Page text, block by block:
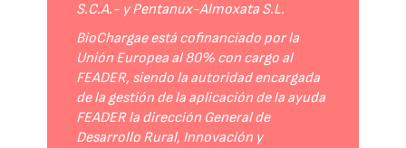
S.C.A.- y Pentanux-Almoxata S.L.
BioChargae está cofinanciado por la
Unión Europea al 80% con cargo al
FEADER, siendo la autoridad encargada
de la gestión de la aplicación de la ayuda
FEADER la dirección General de
Desarrollo Rural, Innovación y